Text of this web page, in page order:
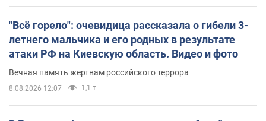
"Всё горело": очевидица рассказала о гибели 3-
летнего мальчика и его родных в результате
атаки РФ на Киевскую область. Видео и фото
Вечная память жертвам российского террора
8.08.2026 12:07 1,1 т.